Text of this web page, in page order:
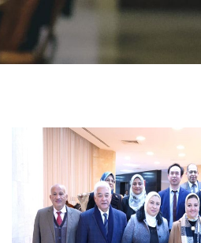
الأنظمة الذكية
هيئة التدريس